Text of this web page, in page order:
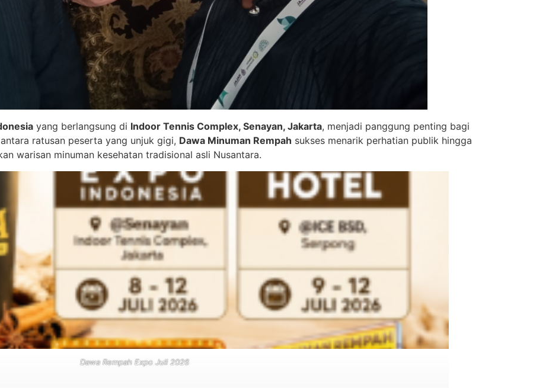
yang berlangsung di Indoor Tennis Complex, Senayan, Jakarta, menjadi panggung penting bagi
ratusan peserta yang unjuk gigi, Dawa Minuman Rempah sukses menarik perhatian publik hingga
warisan minuman kesehatan tradisional asli Nusantara.
Dawa Rempah Expo Juli 2026